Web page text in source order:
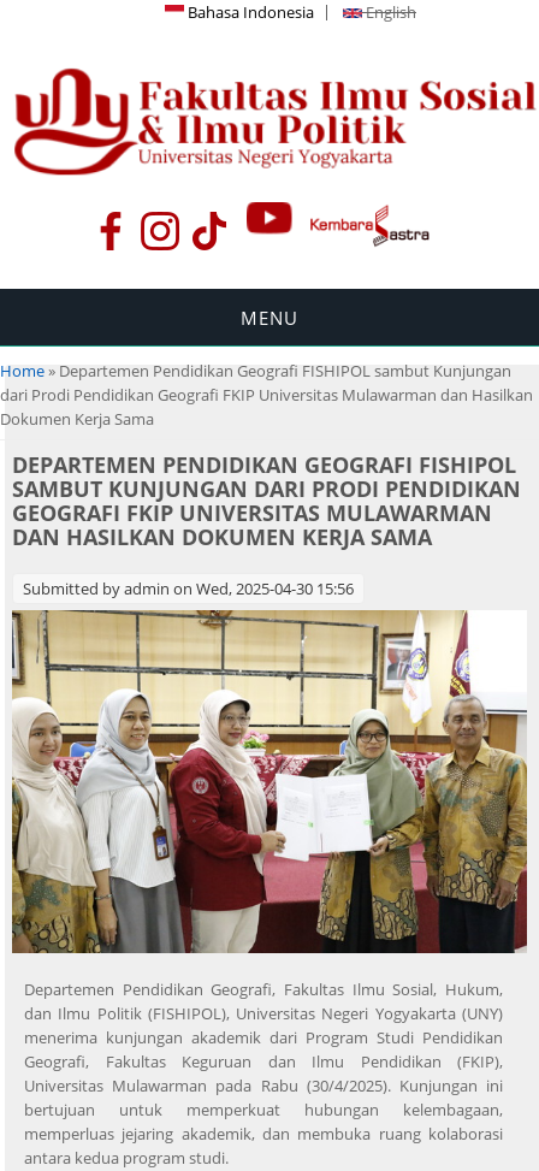
Bahasa Indonesia English
MENU
You are here
Home» Departemen Pendidikan Geografi FISHIPOL sambut Kunjungan
dari Prodi Pendidikan Geografi FKIP Universitas Mulawarman dan Hasilkan
Dokumen Kerja Sama
DEPARTEMEN PENDIDIKAN GEOGRAFI FISHIPOL
SAMBUT KUNJUNGAN DARI PRODI PENDIDIKAN
GEOGRAFI FKIP UNIVERSITAS MULAWARMAN
DAN HASILKAN DOKUMEN KERJA SAMA
Submitted byadmin on Wed, 2025-04-30 15:56
Departemen Pendidikan Geografi, Fakultas Ilmu Sosial, Hukum,
dan Ilmu Politik (FISHIPOL), Universitas Negeri Yogyakarta (UNY)
menerima kunjungan akademik dari Program Studi Pendidikan
Geografi, Fakultas Keguruan dan Ilmu Pendidikan (FKIP),
Universitas Mulawarman pada Rabu (30/4/2025). Kunjungan ini
bertujuan untuk memperkuat hubungan kelembagaan,
memperluas jejaring akademik, dan membuka ruang kolaborasi
antara kedua program studi.